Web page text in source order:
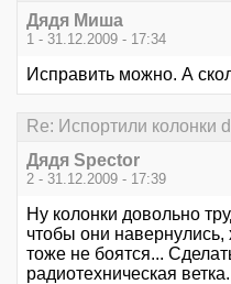
Дядя Миша
1 - 31.12.2009 - 17:34
Исправить можно. А
Re: Испортили колонки
Дядя Speсtor
2 - 31.12.2009 - 17:39
Ну колонки довольно
чтобы они навернулись,
тоже не боятся...
радиотехническая ветка.